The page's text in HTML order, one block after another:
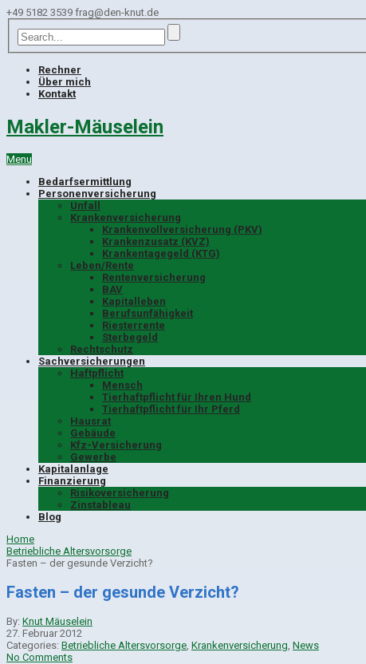
+49 5182 3539 frag@den-knut.de
Rechner
Über mich
Kontakt
Makler-Mäuselein
Menu
Bedarfsermittlung
Personenversicherung
Unfall
Krankenversicherung
Krankenvollversicherung (PKV)
Krankenzusatz (KVZ)
Krankentagegeld (KTG)
Leben/Rente
Rentenversicherung
BAV
Kapitalleben
Berufsunfähigkeit
Riesterrente
Sterbegeld
Rechtschutz
Sachversicherungen
Haftpflicht
Mensch
Tierhaftpflicht für Ihren Hund
Tierhaftpflicht für Ihr Pferd
Hausrat
Gebäude
Kfz-Versicherung
Gewerbe
Kapitalanlage
Finanzierung
Risikoversicherung
Zinstableau
Blog
Home
Betriebliche Altersvorsorge
Fasten – der gesunde Verzicht?
Fasten – der gesunde Verzicht?
By: Knut Mäuselein
27. Februar 2012
Categories: Betriebliche Altersvorsorge Krankenversicherung News
No Comments